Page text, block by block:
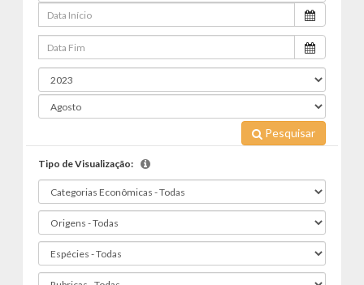
Pesquisar
Tipo de Visualização: